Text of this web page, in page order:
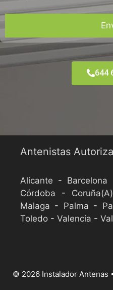
644
Antenistas
Alicante - Barcelona
Córdoba - Coruña(A)
Malaga - Palma -
Toledo - Valencia -
© 2026 Instalador Antenas